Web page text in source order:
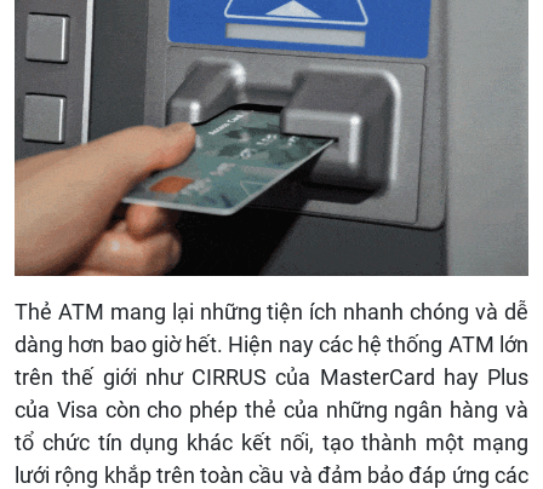
Thẻ ATM mang lại những tiện ích nhanh chóng và dễ
dàng hơn bao giờ hết. Hiện nay các hệ thống ATM lớn
trên thế giới như CIRRUS của MasterCard hay Plus
của Visa còn cho phép thẻ của những ngân hàng và
tổ chức tín dụng khác kết nối, tạo thành một mạng
lưới rộng khắp trên toàn cầu và đảm bảo đáp ứng các